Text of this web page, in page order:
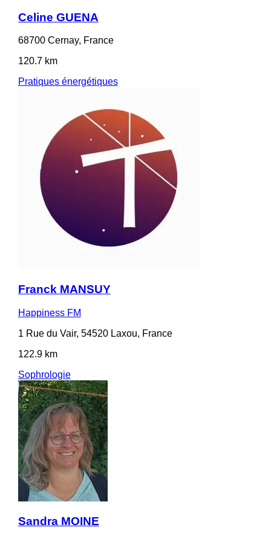
Celine GUENA
68700 Cernay, France
120.7 km
Pratiques énergétiques
Franck MANSUY
Happiness FM
1 Rue du Vair, 54520 Laxou, France
122.9 km
Sophrologie
Sandra MOINE